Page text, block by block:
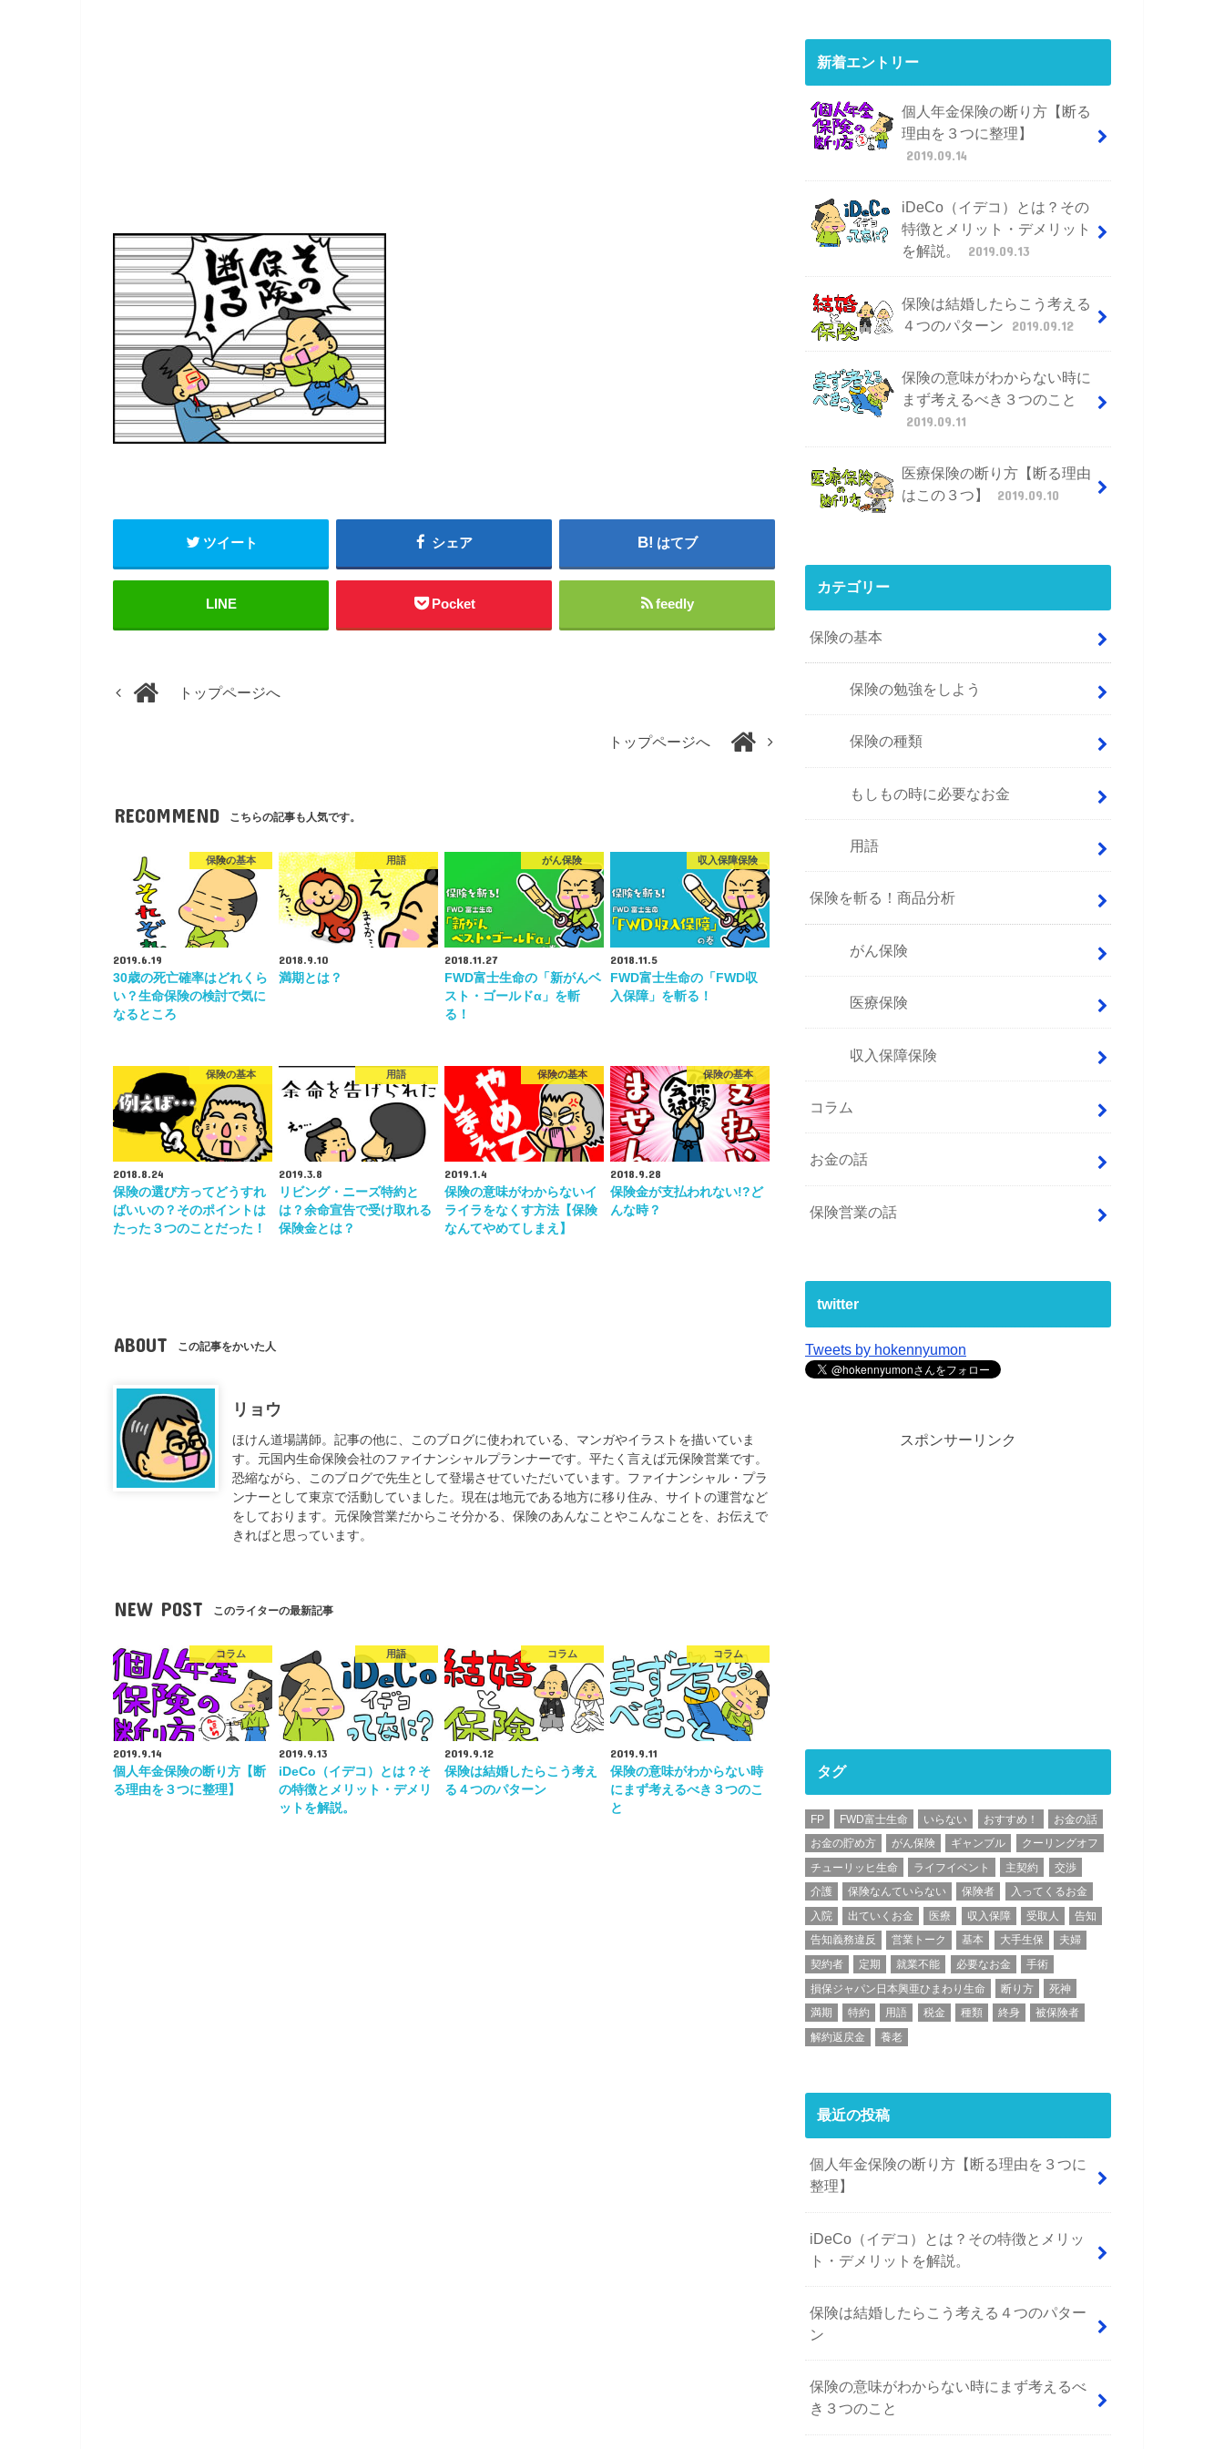
ツイート シェア はてブ
LINE Pocket feedly
トップページへ
トップページへ
RECOMMEND こちらの記事も人気です。
保険の基本
2019.6.19
30歳の死亡確率はどれくら
い？生命保険の検討で気に
なるところ
用語
2018.9.10
満期とは？
がん保険
2018.11.27
FWD富士生命の「新がんベ
スト・ゴールドα」を斬
る！
収入保障保険
2018.11.5
FWD富士生命の「FWD収
入保障」を斬る！
保険の基本
2018.8.24
保険の選び方ってどうすれ
ばいいの？そのポイントは
たった３つのことだった！
用語
2019.3.8
リビング・ニーズ特約と
は？余命宣告で受け取れる
保険金とは？
保険の基本
2019.1.4
保険の意味がわからないイ
ライラをなくす方法【保険
なんてやめてしまえ】
保険の基本
2018.9.28
保険金が支払われない!?ど
んな時？
ABOUT この記事をかいた人
リョウ
ほけん道場講師。記事の他に、このブログに使われている、マンガやイラストを描いていま
す。元国内生命保険会社のファイナンシャルプランナーです。平たく言えば元保険営業です。
恐縮ながら、このブログで先生として登場させていただいています。ファイナンシャル・プラ
ンナーとして東京で活動していました。現在は地元である地方に移り住み、サイトの運営など
をしております。元保険営業だからこそ分かる、保険のあんなことやこんなことを、お伝えで
きればと思っています。
NEW POST このライターの最新記事
コラム
2019.9.14
個人年金保険の断り方【断
る理由を３つに整理】
用語
2019.9.13
iDeCo（イデコ）とは？そ
の特徴とメリット・デメリ
ットを解説。
コラム
2019.9.12
保険は結婚したらこう考え
る４つのパターン
コラム
2019.9.11
保険の意味がわからない時
にまず考えるべき３つのこ
と
新着エントリー
個人年金保険の断り方【断る
理由を３つに整理】
2019.09.14
iDeCo（イデコ）とは？その
特徴とメリット・デメリット
を解説。
2019.09.13
保険は結婚したらこう考える
４つのパターン
2019.09.12
保険の意味がわからない時に
まず考えるべき３つのこと
2019.09.11
医療保険の断り方【断る理由
はこの３つ】
2019.09.10
カテゴリー
保険の基本
保険の勉強をしよう
保険の種類
もしもの時に必要なお金
用語
保険を斬る！商品分析
がん保険
医療保険
収入保障保険
コラム
お金の話
保険営業の話
twitter
Tweets by hokennyumon
スポンサーリンク
タグ
FP FWD富士生命 いらない おすすめ！
お金の話
お金の貯め方
がん保険 ギャンブル
クーリングオフ
チューリッヒ生命
ライフイベント 主契約
交渉
介護
保険なんていらない 保険者
入ってくるお金
入院
出ていくお金 医療 収入保障 受取人
告知
告知義務違反
営業トーク 基本 大手生保
夫婦
契約者
定期 就業不能 必要なお金
手術
損保ジャパン日本興亜ひまわり生命
断り方
死神
満期
特約 用語 税金 種類 終身
被保険者
解約返戻金
養老
最近の投稿
個人年金保険の断り方【断る理由を３つに
整理】
iDeCo（イデコ）とは？その特徴とメリッ
ト・デメリットを解説。
保険は結婚したらこう考える４つのパター
ン
保険の意味がわからない時にまず考えるべ
き３つのこと